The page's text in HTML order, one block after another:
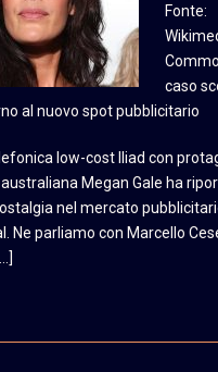
Fonte:
caso
al nuovo spot pubblicitario
low-cost Iliad con
Megan Gale ha
nel mercato
Ne parliamo con Marcello